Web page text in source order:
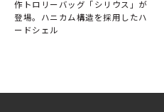
作トロリーバッグ「シリウス」が
登場。ハニカム構造を採用したハ
ードシェル